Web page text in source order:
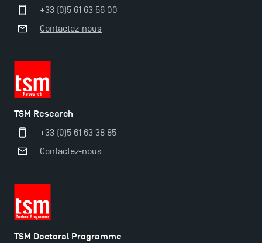
+33 (0)5 61 63 56 00
Contactez-nous
TSM Research
+33 (0)5 61 63 38 85
Contactez-nous
TSM Doctoral Programme